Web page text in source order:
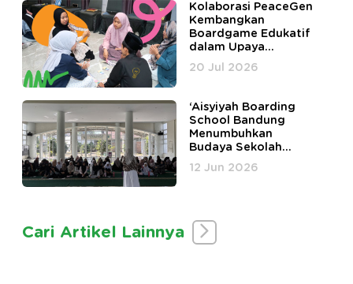
Kolaborasi PeaceGen
Kembangkan
Boardgame Edukatif
dalam Upaya
Peningkatan
Kesehatan Mental
Fahmina
20 Jul 2026
‘Aisyiyah Boarding
School Bandung
Menumbuhkan
Budaya Sekolah
Lingkungan
12 Jun 2026
Cari Artikel Lainnya